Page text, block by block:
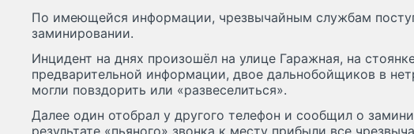
По имеющейся информации, чрезвычайным службам
заминировании.
Инцидент на днях произошёл на улице Гаражная, на
предварительной информации, двое дальнобойщиков в
могли повздорить или «развеселиться».
Далее один отобрал у другого телефон и сообщил о